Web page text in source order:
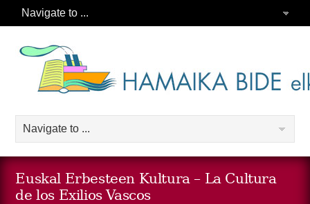
Euskal Erbesteen Kultura – La Cultura
de los Exilios Vascos